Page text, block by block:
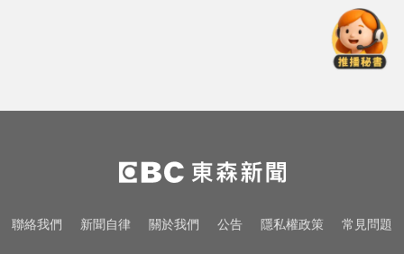
給水手終止4連勝
新北人妻曬內褲被沾「嘉明」！竟
是老公爺爺帶回房磨蹭 氣炸提告
愛玩車／凱旋雙車登場 660新動力
聯絡我們 新聞自律 關於我們 公告 隱私權政策 常見問題